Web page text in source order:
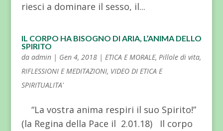
riesci a dominare il sesso, il...
IL CORPO HA BISOGNO DI ARIA, L’ANIMA DELLO
SPIRITO
da admin| Gen 4, 2018| ETICA E MORALE, Pillole di vita,
RIFLESSIONI E MEDITAZIONI, VIDEO DI ETICA E
SPIRITUALITA'
“La vostra anima respiri il suo Spirito!”
(la Regina della Pace il 2.01.18) Il corpo